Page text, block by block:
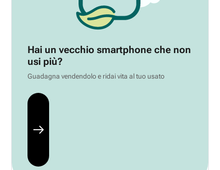
Hai un vecchio smartphone che non
usi più?
Guadagna vendendolo e ridai vita al tuo usato